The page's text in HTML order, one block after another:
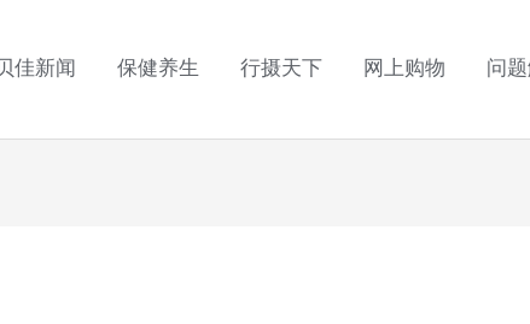
佳新闻 保健养生 行摄天下 网上购物 问